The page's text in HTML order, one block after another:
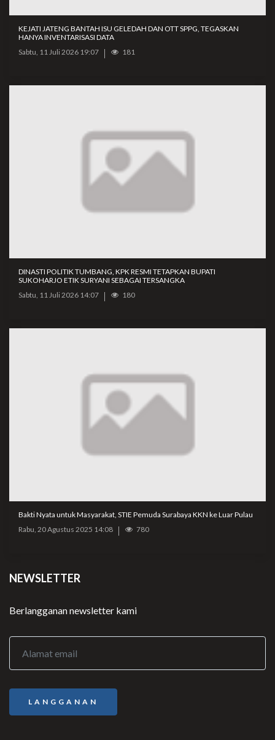
KEJATI JATENG BANTAH ISU GELEDAH DAN OTT SPPG, TEGASKAN
HANYA INVENTARISASI DATA
Sabtu, 11 Juli 2026 19:07
181
DINASTI POLITIK TUMBANG, KPK RESMI TETAPKAN BUPATI
SUKOHARJO ETIK SURYANI SEBAGAI TERSANGKA
Sabtu, 11 Juli 2026 14:07
180
Bakti Nyata untuk Masyarakat, STIE Pemuda Surabaya KKN ke Luar Pulau
Rabu, 20 Agustus 2025 14:08
780
NEWSLETTER
Berlangganan newsletter kami
LANGGANAN